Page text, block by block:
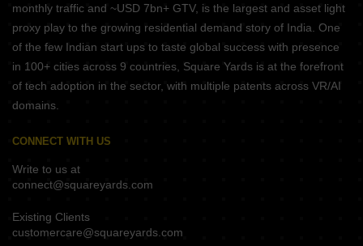
monthly traffic and ~USD 7bn+ GTV, is the largest and asset light
proxy play to the growing residential demand story of India. One
of the few Indian start ups to taste global success with presence
in 100+ cities across 9 countries, Square Yards is at the forefront
of tech adoption in the sector, with multiple patents across VR/AI
domains.
CONNECT WITH US
Write to us at
connect@squareyards.com
Existing Clients
customercare@squareyards.com